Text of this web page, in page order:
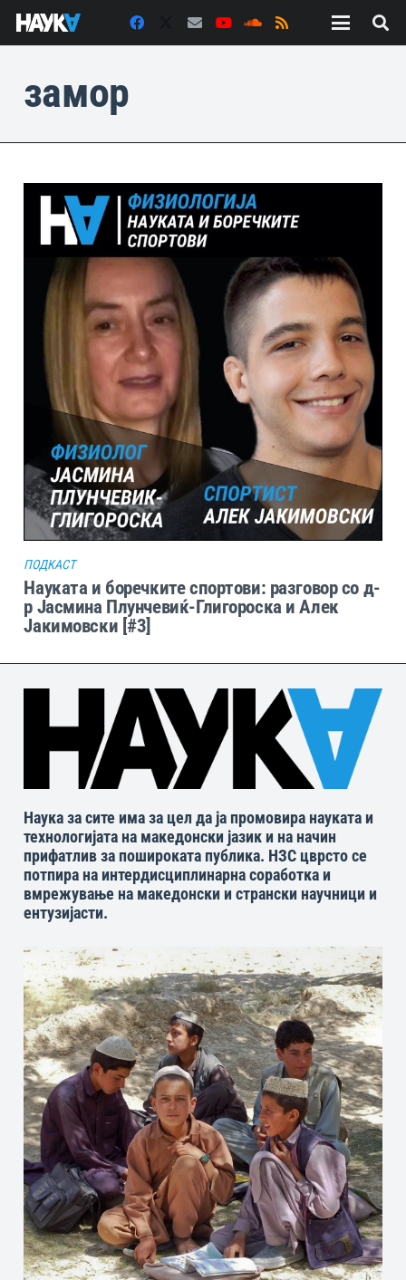
замор
ПОДКАСТ
Науката и боречките спортови: разговор со д-
р Јасмина Плунчевиќ-Глигороска и Алек
Јакимовски [#3]
Наука за сите има за цел да ја промовира науката и
технологијата на македонски јазик и на начин
прифатлив за пошироката публика. НЗС цврсто се
потпира на интердисциплинарна соработка и
вмрежување на македонски и странски научници и
ентузијасти.